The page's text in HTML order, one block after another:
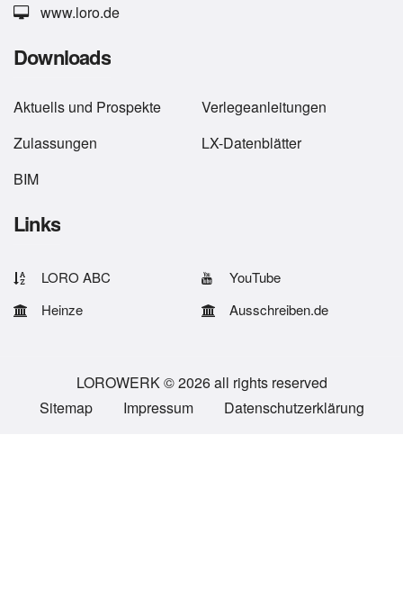
www.loro.de
Downloads
Aktuells und Prospekte
Verlegeanleitungen
Zulassungen
LX-Datenblätter
BIM
Links
LORO ABC
YouTube
Heinze
Ausschreiben.de
LOROWERK © 2026 all rights reserved
Sitemap
Impressum Datenschutzerklärung